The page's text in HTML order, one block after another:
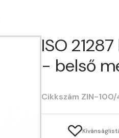
ISO
- belső
Cikkszám ZIN-